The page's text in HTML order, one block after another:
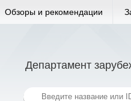
Обзоры и рекомендации
Департамент